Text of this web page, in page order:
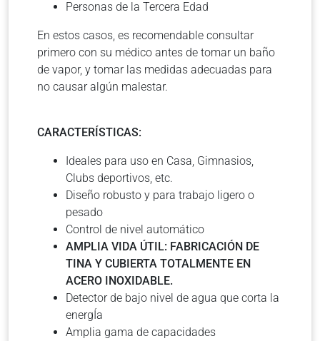
Personas de la Tercera Edad
En estos casos, es recomendable consultar
primero con su médico antes de tomar un baño
de vapor, y tomar las medidas adecuadas para
no causar algún malestar.
CARACTERÍSTICAS:
Ideales para uso en Casa, Gimnasios,
Clubs deportivos, etc.
Diseño robusto y para trabajo ligero o
pesado
Control de nivel automático
AMPLIA VIDA ÚTIL: FABRICACIÓN DE
TINA Y CUBIERTA TOTALMENTE EN
ACERO INOXIDABLE.
Detector de bajo nivel de agua que corta la
energÍa
Amplia gama de capacidades